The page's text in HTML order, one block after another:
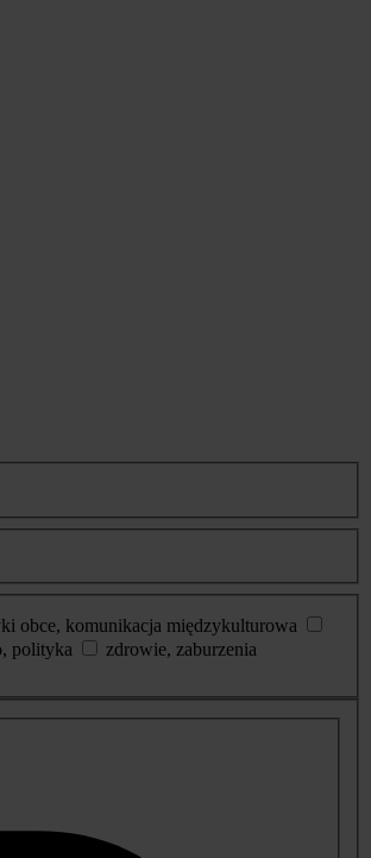
obce, komunikacja międzykulturowa
polityka
zdrowie, zaburzenia